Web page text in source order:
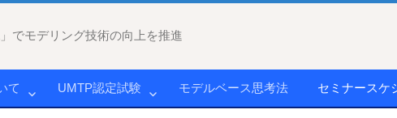
」でモデリング技術の向上を推進
て UMTP認定試験 モデルベース思考法 セミナースケ